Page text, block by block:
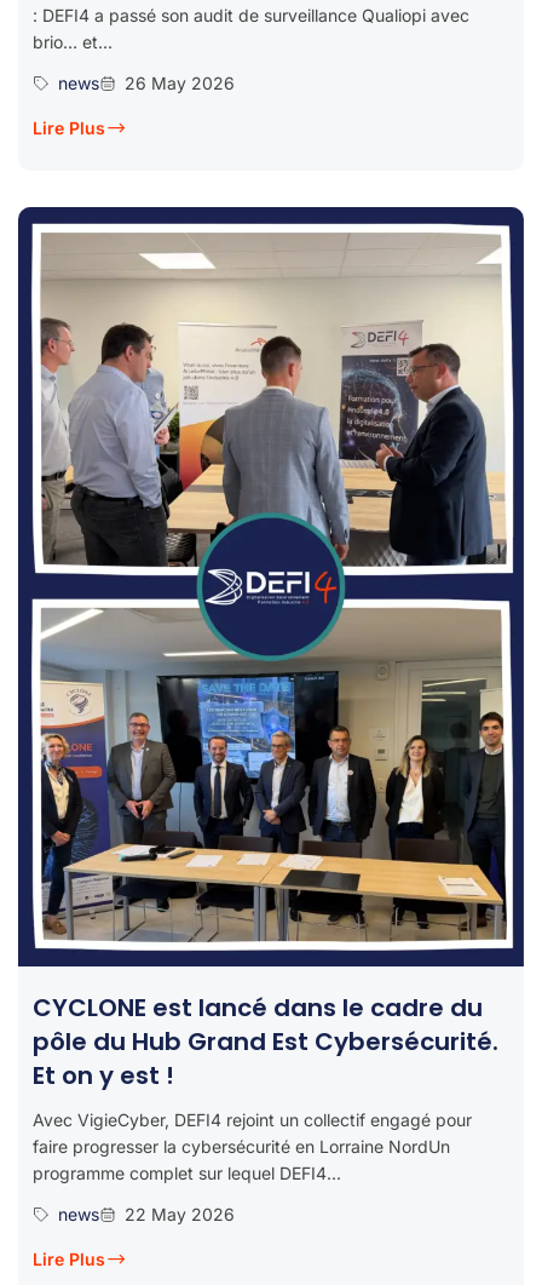
: DEFI4 a passé son audit de surveillance Qualiopi avec
brio… et...
news
26 May 2026
Lire Plus
CYCLONE est lancé dans le cadre du
pôle du Hub Grand Est Cybersécurité.
Et on y est !
Avec VigieCyber, DEFI4 rejoint un collectif engagé pour
faire progresser la cybersécurité en Lorraine NordUn
programme complet sur lequel DEFI4...
news
22 May 2026
Lire Plus